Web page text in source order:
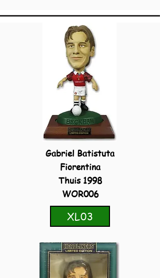
Gabriel Batistuta
Fiorentina
Thuis 1998
WOR006
XL03